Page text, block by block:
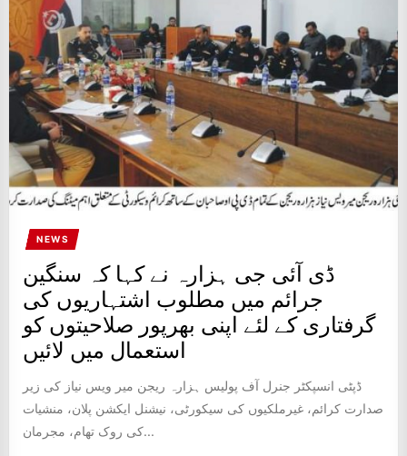
BROADCASTS
NEWS
UPDATE,
CURRENT
AFFAIRS
&
ENTERTAINMENT
SHOWS
NEWS
ڈی آئی جی ہزارہ نے کہا کہ سنگین
جرائم میں مطلوب اشتہاریوں کی
گرفتاری کے لئے اپنی بھرپور صلاحیتوں کو
استعمال میں لائیں
ڈپٹی انسپکٹر جنرل آف پولیس ہزارہ ریجن میر ویس نیاز کی زیر
صدارت کرائم، غیرملکیوں کی سیکورٹی، نیشنل ایکشن پلان، منشیات
کی روک تھام، مجرمان...